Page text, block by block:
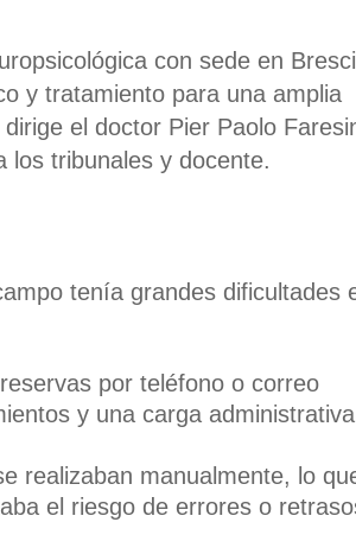
con sede en
y tratamiento para una amplia
dirige el doctor Pier Paolo
los tribunales y docente.
tenía grandes dificultades
por teléfono o correo
y una carga administrativa
realizaban manualmente, lo
el riesgo de errores o